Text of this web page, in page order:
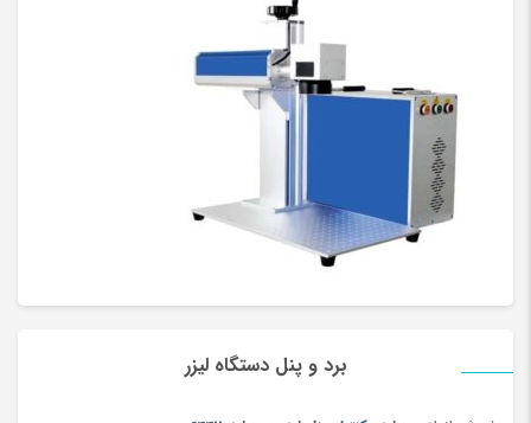
برد و پنل دستگاه لیزر
دستگاه لیزر برش تابلوسازی:
در تابلوسازی برای برش یک ورق پلکسی کامل نیاز به دستگاه برش لیزر
دهید و بدون نصفه کردن ورق پلکسی دستگاه بتواند یک مرتبه کل کار و
پروژه را برش بدهد و اینکار 2 مزیت دارد یک اینکه مقدار پرتی پلکسی
به حداقل می رسد و در دراز مدت صرفه اقتصادی دارد و دو اینکه در زمان